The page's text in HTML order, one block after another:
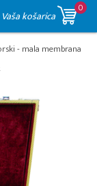
Vaša košarica
0
- mala membrana